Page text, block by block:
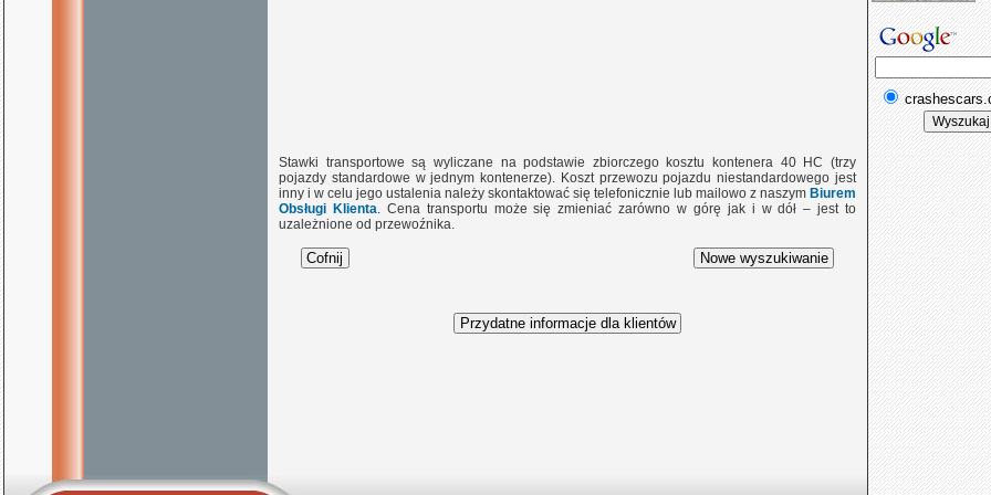
Stawki transportowe są wyliczane na podstawie zbiorczego kosztu kontenera 40 HC (trzy
pojazdy standardowe w jednym kontenerze). Koszt przewozu pojazdu niestandardowego jest
inny i w celu jego ustalenia należy skontaktować się telefonicznie lub mailowo z naszym Biurem
Obsługi Klienta. Cena transportu może się zmieniać zarówno w górę jak i w dół – jest to
uzależnione od przewoźnika.